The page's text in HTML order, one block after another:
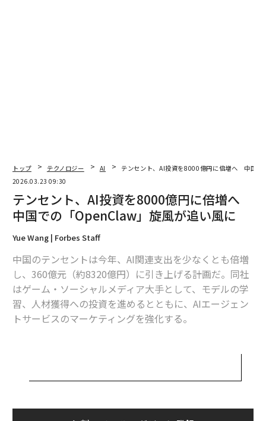
OpenClaw、自律型AIエージェントを安全に使うため守るべき「5つ」のこ
AI時代でも消えない仕事、ますます高まる「技能職」の価値
AI投資ブームで躍進する有望インフラスタートアップの全貌
タグ：
AI / 人工知能 WeChat Tencent/テンセント
中国
投資/投資家
AIエージェント OpenClaw
トップ テクノロジー AI
テンセント、AI投資を8000億円に倍増へ 中国
2026.03.23 09:30
テンセント、AI投資を8000億円に倍増へ
中国での「OpenClaw」旋風が追い風に
Yue Wang | Forbes Staff
中国のテンセントは今年、AI関連支出を少なくとも倍増
し、360億元（約8320億円）に引き上げる計画だ。同社
はゲーム・ソーシャルメディア大手として、モデルの学
習、人材獲得への投資を進めるとともに、AIエージェン
トサービスのマーケティングを強化する。
入は含まれない。